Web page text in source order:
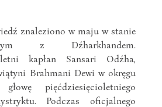
znaleziono w maju w stanie
z Dźharkhandem.
kapłan Sansari Odźha,
Brahmani Dewi w okręgu
pięćdziesięcioletniego
Podczas oficjalnego